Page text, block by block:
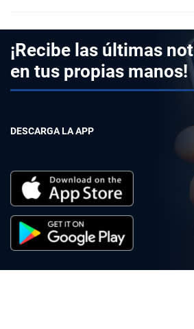
¡Recibe las últimas
en tus propias manos!
DESCARGA LA APP